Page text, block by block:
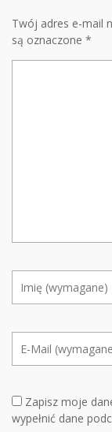
Twój adres e-mail
są oznaczone *
Zapisz moje
wypełnić dane